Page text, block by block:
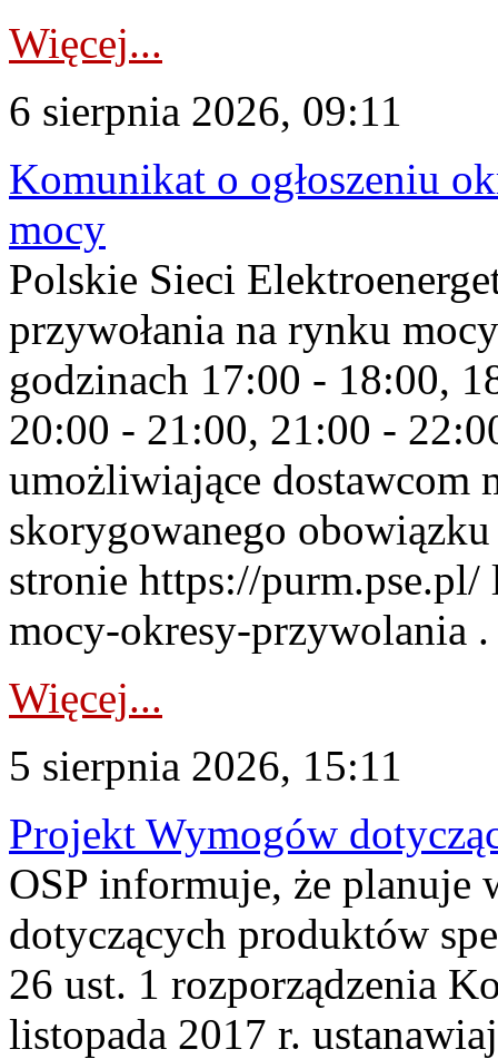
Więcej...
6 sierpnia 2026, 09:11
Komunikat o ogłoszeniu
mocy
Polskie Sieci
przywołania na rynku
godzinach 17:00 - 18:00,
20:00 - 21:00, 21:00 -
umożliwiające dostawcom
skorygowanego
stronie https://
mocy-okresy-przywolania
Więcej...
5 sierpnia 2026, 15:11
Projekt Wymogów
OSP informuje, że planuje
dotyczących produktów
26 ust. 1 rozporządzenia
listopada 2017 r.